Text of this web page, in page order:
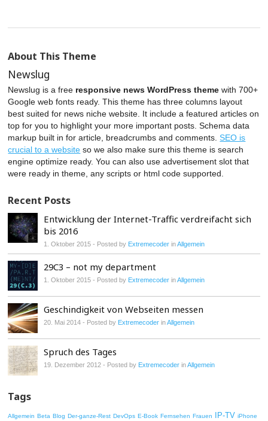
About This Theme
Newslug
Newslug is a free responsive news WordPress theme with 700+
Google web fonts ready. This theme has three columns layout
best suited for news niche website. It include a featured articles on
top for you to highlight your more important posts. Schema data
markup built in for article, breadcrumbs and comments.SEO is
crucial to a website so we also make sure this theme is search
engine optimize ready. You can also use advertisement slot that
were ready in theme, any scripts or html code supported.
Recent Posts
Entwicklung der Internet-Traffic verdreifacht sich
bis 2016
1. Oktober 2015 - Posted by Extremecoder inAllgemein
29C3 – not my department
1. Oktober 2015 - Posted by Extremecoder inAllgemein
Geschindigkeit von Webseiten messen
20. Mai 2014 - Posted by Extremecoder inAllgemein
Spruch des Tages
19. Dezember 2012 - Posted by Extremecoder inAllgemein
Tags
Allgemein Beta Blog Der-ganze-Rest DevOps E-Book Fernsehen Frauen IP-TV iPhone